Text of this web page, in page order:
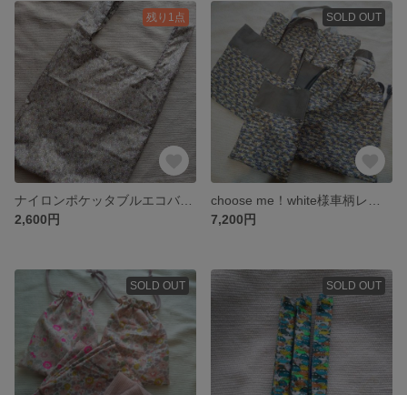
残り1点
2,600円
SOLD OUT
7,200円
SOLD OUT SOLD OUT